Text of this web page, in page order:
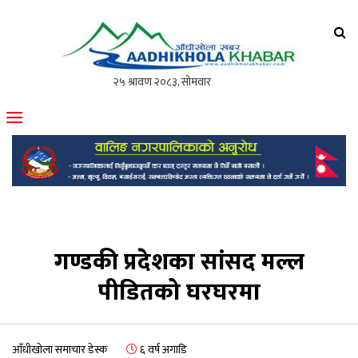
मोफसलकै लोकप्रिय अनलाइन पत्रिका
गण्डकी प्रदेशका सांसद मल्ल
पीडितको घरघरमा
आँधीखोला समाचार डेस्क ६ वर्ष अगाडि